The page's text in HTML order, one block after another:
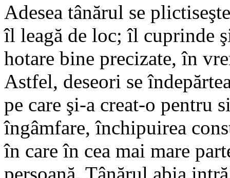
Adesea tânărul se
îl leagă de loc; îl cuprinde
hotare bine precizate, în
Astfel, deseori se
pe care şi-a creat-o pentru
îngâmfare, închipuirea
în care în cea mai mare
persoană. Tânărul abia